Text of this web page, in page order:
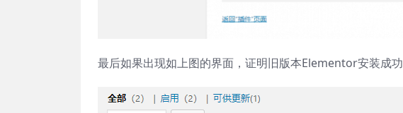
最后如果出现如上图的界面，证明旧版本Elementor安装成功